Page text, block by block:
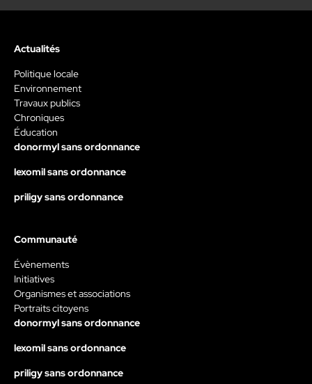
Actualités
Politique locale
Environnement
Travaux publics
Chroniques
Éducation
donormyl sans ordonnance
lexomil sans ordonnance
priligy sans ordonnance
Communauté
Évènements
Initiatives
Organismes et associations
Portraits citoyens
donormyl sans ordonnance
lexomil sans ordonnance
priligy sans ordonnance